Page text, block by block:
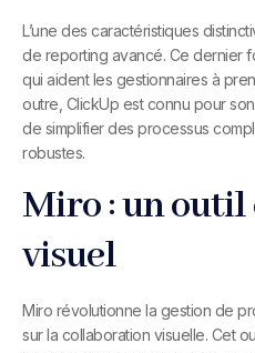
L’une des caractéristiques
de reporting avancé. Ce dernier
qui aident les gestionnaires à
outre, ClickUp est connu pour
de simplifier des processus
robustes.
Miro : un
visuel
Miro révolutionne la gestion de
sur la collaboration visuelle. Cet